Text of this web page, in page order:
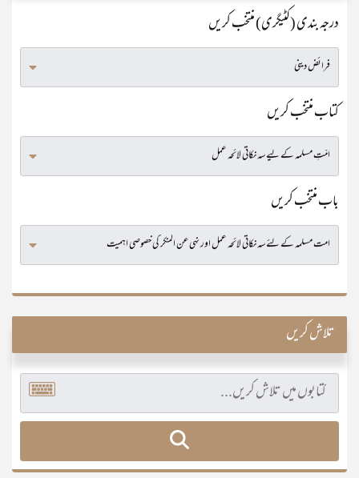
درجہ بندی (کٹیگری) منتخب کریں
کتاب منتخب کریں
باب منتخب کریں
تلاش کریں